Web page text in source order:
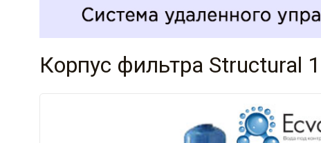
Корпус фильтра Structural